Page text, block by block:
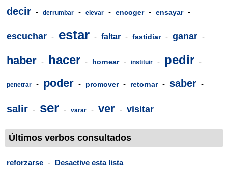
decir - derrumbar - elevar - encoger - ensayar -
escuchar - estar - faltar - fastidiar - ganar -
haber - hacer - hornear - instituir - pedir -
penetrar - poder - promover - retornar - saber -
salir - ser - varar - ver - visitar
Últimos verbos consultados
reforzarse - Desactive esta lista